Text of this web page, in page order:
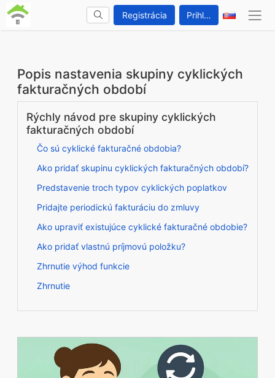
Registrácia Prihlásenie
Popis nastavenia skupiny cyklických
fakturačných období
Rýchly návod pre skupiny cyklických
fakturačných období
Čo sú cyklické fakturačné obdobia?
Ako pridať skupinu cyklických fakturačných období?
Predstavenie troch typov cyklických poplatkov
Pridajte periodickú fakturáciu do zmluvy
Ako upraviť existujúce cyklické fakturačné obdobie?
Ako pridať vlastnú príjmovú položku?
Zhrnutie výhod funkcie
Zhrnutie